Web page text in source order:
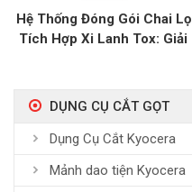
Hệ Thống Đóng Gói Chai Lọ
Tích Hợp Xi Lanh Tox: Giải
DỤNG CỤ CẮT GỌT
Dụng Cụ Cắt Kyocera
Mảnh dao tiện Kyocera